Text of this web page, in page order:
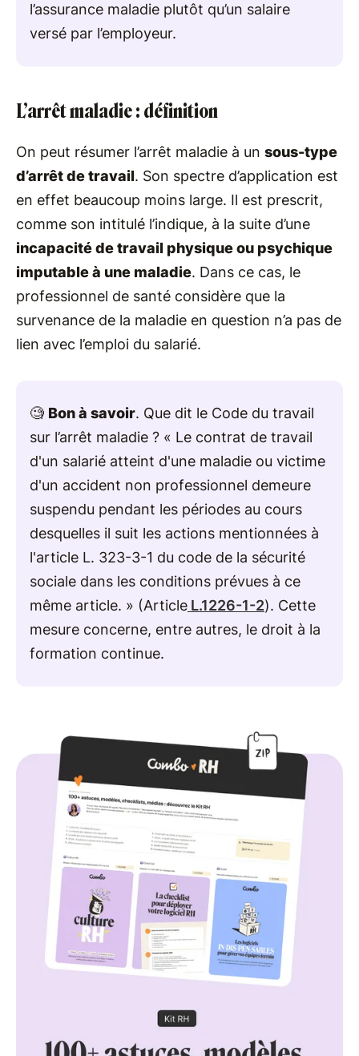
l’assurance maladie plutôt qu’un salaire
versé par l’employeur.
L’arrêt maladie : définition
On peut résumer l’arrêt maladie à un sous-type
d’arrêt de travail. Son spectre d’application est
en effet beaucoup moins large. Il est prescrit,
comme son intitulé l’indique, à la suite d’une
incapacité de travail physique ou psychique
imputable à une maladie. Dans ce cas, le
professionnel de santé considère que la
survenance de la maladie en question n’a pas de
lien avec l’emploi du salarié.
🧐 Bon à savoir. Que dit le Code du travail
sur l’arrêt maladie ? « Le contrat de travail
d'un salarié atteint d'une maladie ou victime
d'un accident non professionnel demeure
suspendu pendant les périodes au cours
desquelles il suit les actions mentionnées à
l'article L. 323-3-1 du code de la sécurité
sociale dans les conditions prévues à ce
même article. » (Article L.1226-1-2). Cette
mesure concerne, entre autres, le droit à la
formation continue.